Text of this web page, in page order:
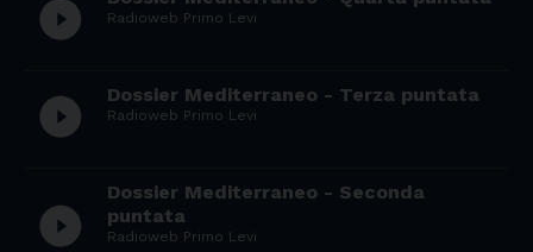
play_circle_filled Radioweb Primo Levi
play_circle_filled Dossier Mediterraneo - Terza puntata
Radioweb Primo Levi
play_circle_filled
Dossier Mediterraneo - Seconda
puntata
Radioweb Primo Levi